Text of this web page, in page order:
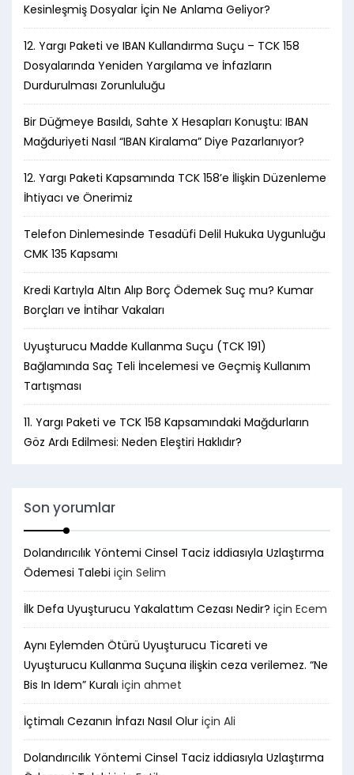
Kesinleşmiş Dosyalar İçin Ne Anlama Geliyor?
12. Yargı Paketi ve IBAN Kullandırma Suçu – TCK 158
Dosyalarında Yeniden Yargılama ve İnfazların
Durdurulması Zorunluluğu
Bir Düğmeye Basıldı, Sahte X Hesapları Konuştu: IBAN
Mağduriyeti Nasıl “IBAN Kiralama” Diye Pazarlanıyor?
12. Yargı Paketi Kapsamında TCK 158’e İlişkin Düzenleme
İhtiyacı ve Önerimiz
Telefon Dinlemesinde Tesadüfi Delil Hukuka Uygunluğu
CMK 135 Kapsamı
Kredi Kartıyla Altın Alıp Borç Ödemek Suç mu? Kumar
Borçları ve İntihar Vakaları
Uyuşturucu Madde Kullanma Suçu (TCK 191)
Bağlamında Saç Teli İncelemesi ve Geçmiş Kullanım
Tartışması
11. Yargı Paketi ve TCK 158 Kapsamındaki Mağdurların
Göz Ardı Edilmesi: Neden Eleştiri Haklıdır?
Son yorumlar
Dolandırıcılık Yöntemi Cinsel Taciz iddiasıyla Uzlaştırma
Ödemesi Talebi için Selim
İlk Defa Uyuşturucu Yakalattım Cezası Nedir? için Ecem
Aynı Eylemden Ötürü Uyuşturucu Ticareti ve
Uyuşturucu Kullanma Suçuna ilişkin ceza verilemez. “Ne
Bis In Idem” Kuralı için ahmet
İçtimalı Cezanın İnfazı Nasıl Olur için Ali
Dolandırıcılık Yöntemi Cinsel Taciz iddiasıyla Uzlaştırma